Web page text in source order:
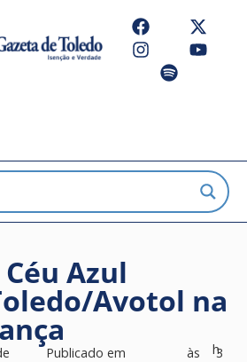
Azul
Avotol na
Publicado em
às
h3